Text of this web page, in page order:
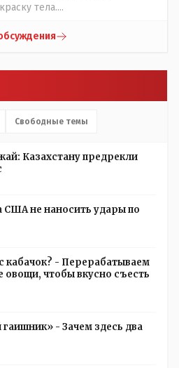
тела....
Свободные темы
Казахстану предрекли
США не наносить удары по
кабачок? - Перерабатываем
овощи, чтобы вкусно съесть
- Зачем здесь два